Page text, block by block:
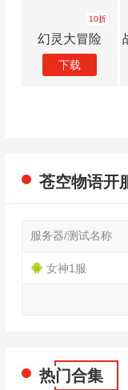
10折
幻灵大冒险
下载
苍空物语开
服务器/测试名称
女神1服
热门合集